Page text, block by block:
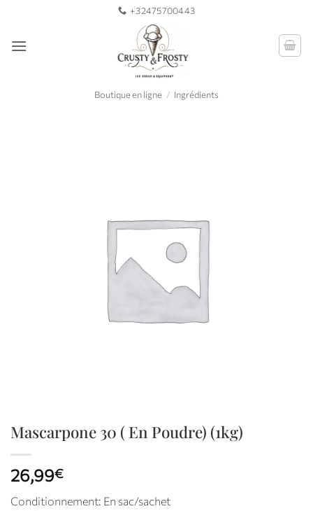
contenu
+32475700443
Boutique en ligne / Ingrédients
Mascarpone 30 ( En Poudre) (1kg)
26,99€
Conditionnement: En sac/sachet